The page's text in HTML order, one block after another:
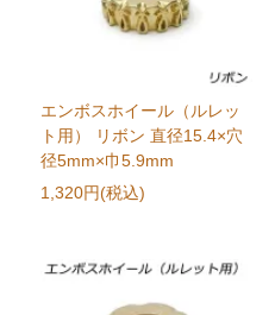
エンボスホイール（ルレッ
ト用） リボン 直径15.4×穴
径5mm×巾5.9mm
1,320円(税込)